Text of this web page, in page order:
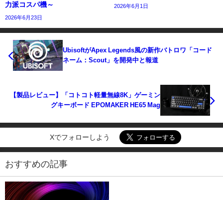
力派コスパ機～
2026年6月23日
2026年6月1日
UbisoftがApex Legends風の新作バトロワ「コード
ネーム：Scout」を開発中と報道
【製品レビュー】「コトコト軽量無線8K」ゲーミン
グキーボード EPOMAKER HE65 Mag
Xでフォローしよう
おすすめの記事